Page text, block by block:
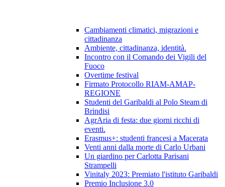
Cambiamenti climatici, migrazioni e
cittadinanza
Ambiente, cittadinanza, identità.
Incontro con il Comando dei Vigili del
Fuoco
Overtime festival
Firmato Protocollo RIAM-AMAP-
REGIONE
Studenti del Garibaldi al Polo Steam di
Brindisi
AgrAria di festa: due giorni ricchi di
eventi.
Erasmus+: studenti francesi a Macerata
Venti anni dalla morte di Carlo Urbani
Un giardino per Carlotta Parisani
Strampelli
Vinitaly 2023: Premiato l'istituto Garibaldi
Premio Inclusione 3.0